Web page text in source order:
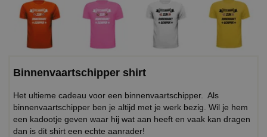
Binnenvaartschipper shirt
Het ultieme cadeau voor een binnenvaartschipper. Als
binnenvaartschipper ben je altijd met je werk bezig. Wil je hem
een kadootje geven waar hij wat aan heeft en vaak kan dragen
dan is dit shirt een echte aanrader!